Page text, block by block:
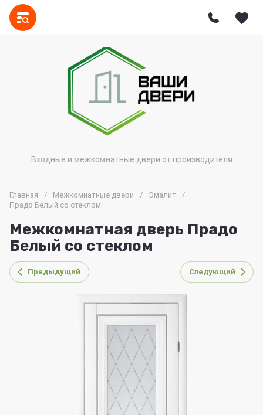
Входные и межкомнатные двери от производителя
Главная / Межкомнатные двери / Эмалит
/
Прадо Белый со стеклом
Межкомнатная дверь Прадо
Белый со стеклом
Предыдущий Следующий